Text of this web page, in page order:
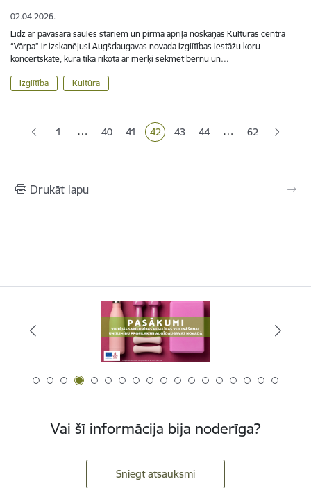
02.04.2026.
Līdz ar pavasara saules stariem un pirmā aprīļa noskaņās Kultūras centrā
“Vārpa” ir izskanējusi Augšdaugavas novada izglītības iestāžu koru
koncertskate, kura tika rīkota ar mērķi sekmēt bērnu un…
Izglītība Kultūra
1 … Lapa
40 Lapa
41 Pašreizējā lapa
42 Lapa
43 Lapa
44 … 62
Drukāt lapu
Vai šī informācija bija noderīga?
Sniegt atsauksmi